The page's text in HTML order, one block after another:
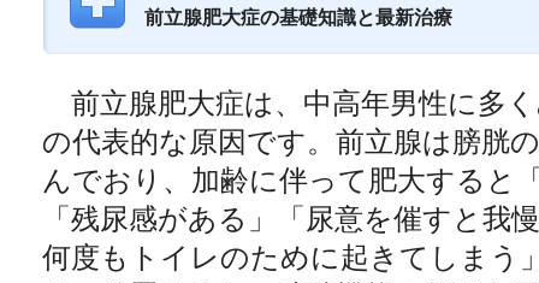
前立腺肥大症の基礎知識と最新治療
前立腺肥大症は、中高年男性に多
の代表的な原因です。前立腺は膀胱
んでおり、加齢に伴って肥大すると
「残尿感がある」「尿意を催すと我
何度もトイレのために起きてしまう